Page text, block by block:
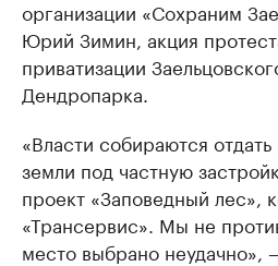
организации «Сохраним
Юрий Зимин, акция
приватизации
Дендропарка.
«Власти собираются
земли под частную
проект «Заповедный лес»,
«Трансервис». Мы не
место выбрано неудачно»,